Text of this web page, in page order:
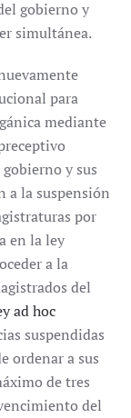
gobierno y
simultánea.
para
mediante
y sus
a la suspensión
por
en la ley
a la
del
ad hoc
suspendidas
ordenar a sus
de tres
del